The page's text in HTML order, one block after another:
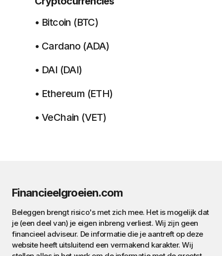
• Bitcoin (BTC)
• Cardano (ADA)
• DAI (DAI)
• Ethereum (ETH)
• VeChain (VET)
Financieelgroeien.com
Beleggen brengt risico's met zich mee. Het is mogelijk dat
je (een deel van) je eigen inbreng verliest. Wij zijn geen
financieel adviseur. De informatie die je aantreft op deze
website heeft uitsluitend een vermakend karakter. Wij